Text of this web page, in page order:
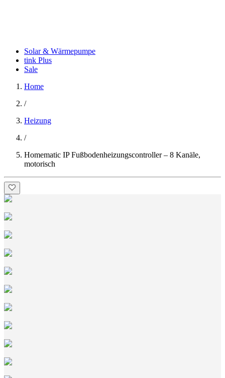
Solar & Wärmepumpe
tink Plus
Sale
Home
/
Heizung
/
Homematic IP Fußbodenheizungscontroller – 8 Kanäle,
motorisch